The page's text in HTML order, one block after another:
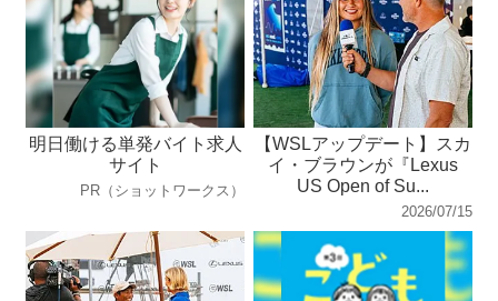
明日働ける単発バイト求人
サイト
PR（ショットワークス）
【WSLアップデート】スカ
イ・ブラウンが『Lexus
US Open of Su...
2026/07/15